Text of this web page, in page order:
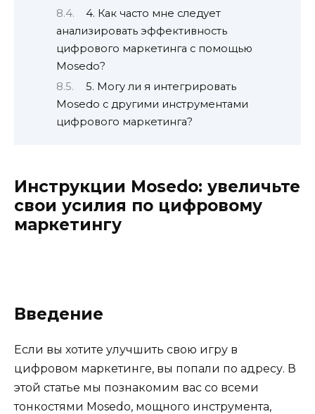
4. Как часто мне следует
анализировать эффективность
цифрового маркетинга с помощью
Mosedo?
5. Могу ли я интегрировать
Mosedo с другими инструментами
цифрового маркетинга?
Инструкции Mosedo: увеличьте
свои усилия по цифровому
маркетингу
Введение
Если вы хотите улучшить свою игру в
цифровом маркетинге, вы попали по адресу. В
этой статье мы познакомим вас со всеми
тонкостями Mosedo, мощного инструмента,